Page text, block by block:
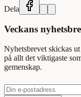
Dela
Veckans
Nyhetsbrevet skickas
på allt det viktigaste
gemenskap.